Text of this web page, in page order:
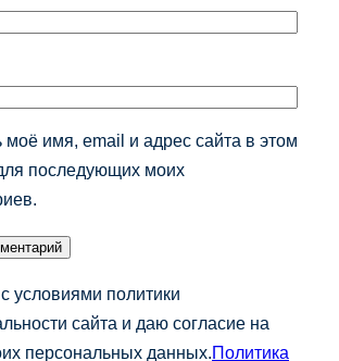
моё имя, email и адрес сайта в этом
последующих моих
условиями политики
сайта и даю согласие на
персональных данных. Политика